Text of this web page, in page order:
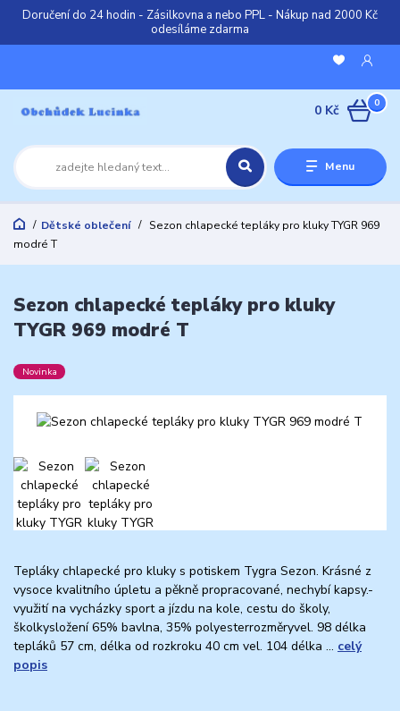
Doručení do 24 hodin - Zásilkovna a nebo PPL - Nákup nad 2000 Kč
odesíláme zdarma
Menu
0
0 Kč
Dětské oblečení
Sezon chlapecké tepláky pro kluky TYGR 969
modré T
Sezon chlapecké tepláky pro kluky
TYGR 969 modré T
Novinka
Tepláky chlapecké pro kluky s potiskem Tygra Sezon. Krásné z
vysoce kvalitního úpletu a pěkně propracované, nechybí kapsy.-
využití na vycházky sport a jízdu na kole, cestu do školy,
školkysložení 65% bavlna, 35% polyesterrozměryvel. 98 délka
tepláků 57 cm, délka od rozkroku 40 cm vel. 104 délka ... celý
popis